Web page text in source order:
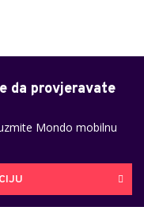
da provjeravate
Mondo mobilnu